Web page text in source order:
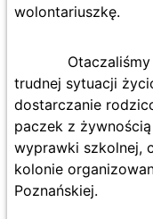
wolontariuszkę.
Otaczaliśmy
trudnej sytuacji
dostarczanie
paczek z
wyprawki szkolnej,
kolonie
Poznańskiej.